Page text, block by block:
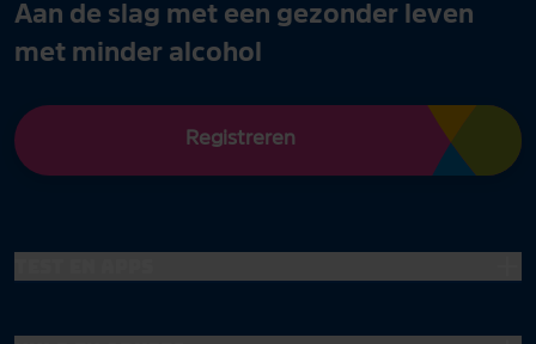
Aan de slag met een gezonder leven
met minder alcohol
Registreren